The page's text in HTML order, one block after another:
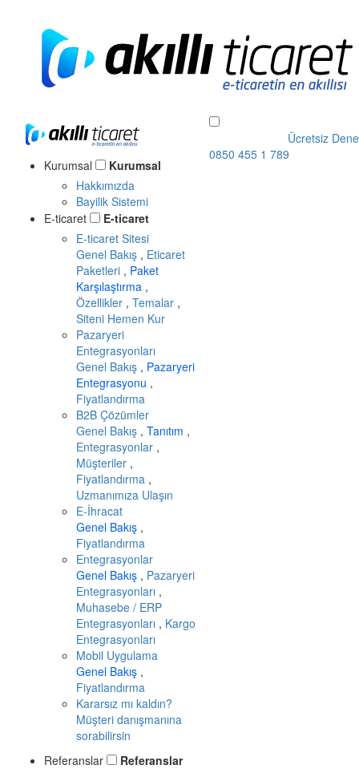
Kurumsal
Kurumsal
Hakkımızda
Bayilik Sistemi
E-ticaret
E-ticaret
E-ticaret Sitesi
Genel Bakış , Eticaret
Paketleri , Paket
Karşılaştırma ,
Özellikler , Temalar ,
Siteni Hemen Kur
Pazaryeri
Entegrasyonları
Genel Bakış , Pazaryeri
Entegrasyonu ,
Fiyatlandırma
B2B Çözümler
Genel Bakış , Tanıtım ,
Entegrasyonlar ,
Müşteriler ,
Fiyatlandırma ,
Uzmanımıza Ulaşın
E-İhracat
Genel Bakış ,
Fiyatlandırma
Entegrasyonlar
Genel Bakış , Pazaryeri
Entegrasyonları ,
Muhasebe / ERP
Entegrasyonları , Kargo
Entegrasyonları
Mobil Uygulama
Genel Bakış ,
Fiyatlandırma
Kararsız mı kaldın?
Müşteri danışmanına
sorabilirsin
Referanslar
Referanslar
Ücretsiz Dene
0850 455 1 789